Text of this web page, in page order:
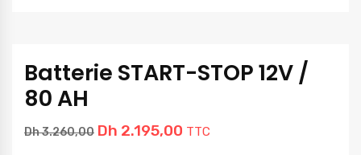
Batterie START-STOP 12V /
80 AH
Dh3.260,00 Dh 2.195,00 TTC